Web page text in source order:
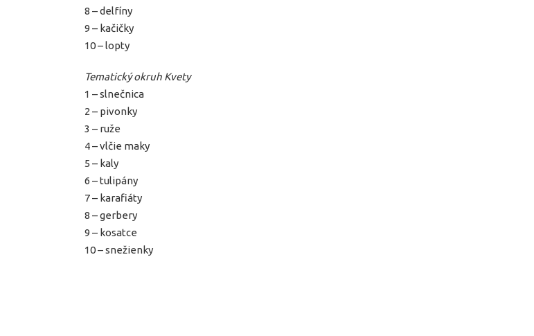
8 – delfíny
9 – kačičky
10 – lopty
Tematický okruh Kvety
1 – slnečnica
2 – pivonky
3 – ruže
4 – vlčie maky
5 – kaly
6 – tulipány
7 – karafiáty
8 – gerbery
9 – kosatce
10 – snežienky